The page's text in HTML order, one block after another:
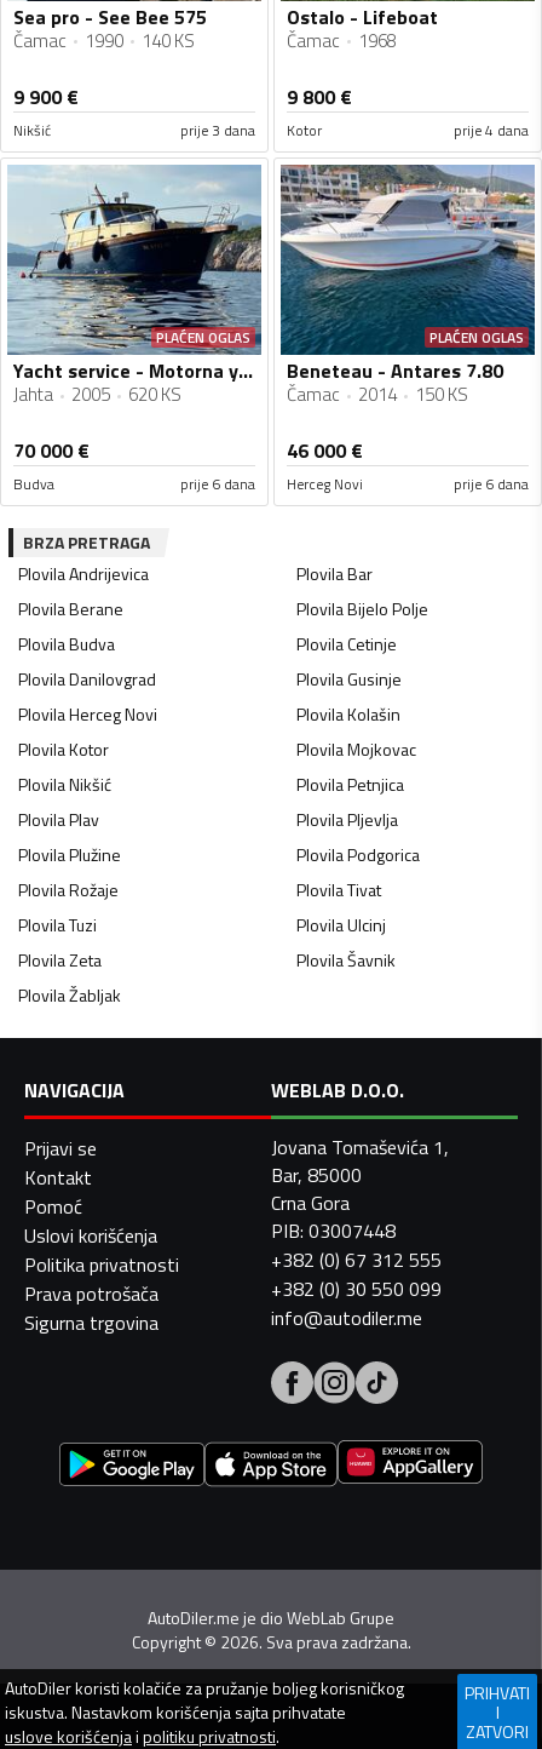
Sea pro - See Bee 575
Čamac 1990 140 KS
9 900€
Nikšić prije 3 dana
Ostalo - Lifeboat
Čamac 1968
9 800€
Kotor prije 4 dana
PLAĆEN OGLAS
Yacht service - Motorna yahta Marco Polo 12
Jahta 2005 620 KS
70 000€
Budva prije 6 dana
PLAĆEN OGLAS
Beneteau - Antares 7.80
Čamac 2014 150 KS
46 000€
Herceg Novi prije 6 dana
BRZA PRETRAGA
PlovilaAndrijevica PlovilaBar
PlovilaBerane PlovilaBijelo Polje
PlovilaBudva PlovilaCetinje
PlovilaDanilovgrad PlovilaGusinje
PlovilaHerceg Novi PlovilaKolašin
PlovilaKotor PlovilaMojkovac
PlovilaNikšić PlovilaPetnjica
PlovilaPlav PlovilaPljevlja
PlovilaPlužine PlovilaPodgorica
PlovilaRožaje PlovilaTivat
PlovilaTuzi PlovilaUlcinj
PlovilaZeta PlovilaŠavnik
PlovilaŽabljak
NAVIGACIJA
Prijavi se
Kontakt
Pomoć
Uslovi korišćenja
Politika privatnosti
Prava potrošača
Sigurna trgovina
WEBLAB D.O.O.
Jovana Tomaševića 1,
Bar, 85000
Crna Gora
PIB: 03007448
+382 (0) 67 312 555
+382 (0) 30 550 099
info@autodiler.me
AutoDiler.me je dioWebLab Grupe
Copyright© 2026. Sva prava zadržana.
AutoDilerkoristi kolačiće za pružanje boljeg korisničkog
iskustva. Nastavkom korišćenja sajta prihvatate
uslove korišćenjaipolitiku privatnosti.
PRIHVATI
I
ZATVORI